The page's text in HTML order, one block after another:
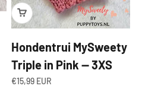
Hondentrui MySweety
Triple in Pink — 3XS
Angebot
€15,99 EUR